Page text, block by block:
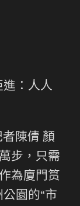
進：人人
陳倩 顏
步，只需
為廈門筼
園的“市